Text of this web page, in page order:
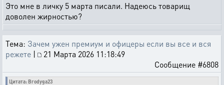
Это мне в личку 5 марта писали. Надеюсь товарищ
доволен жирностью?
Тема: Зачем ужен премиум и офицеры если вы все и вся
режете |
21 Марта 2026 11:18:49
Сообщение #6808
Цитата: Brodyga23